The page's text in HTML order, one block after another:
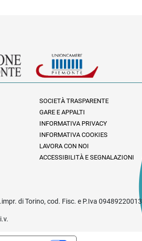
SOCIETÀ TRASPARENTE
GARE E APPALTI
INFORMATIVA PRIVACY
INFORMATIVA COOKIES
LAVORA CON NOI
ACCESSIBILITÀ E SEGNALAZIONI
di Torino, cod. Fisc. e P.Iva 09489220013